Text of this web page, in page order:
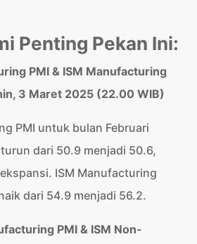
Penting Pekan Ini:
PMI & ISM Manufacturing
3 Maret 2025 (22.00 WIB)
PMI untuk bulan Februari
dari 50.9 menjadi 50.6,
ISM Manufacturing
dari 54.9 menjadi 56.2.
PMI & ISM Non-